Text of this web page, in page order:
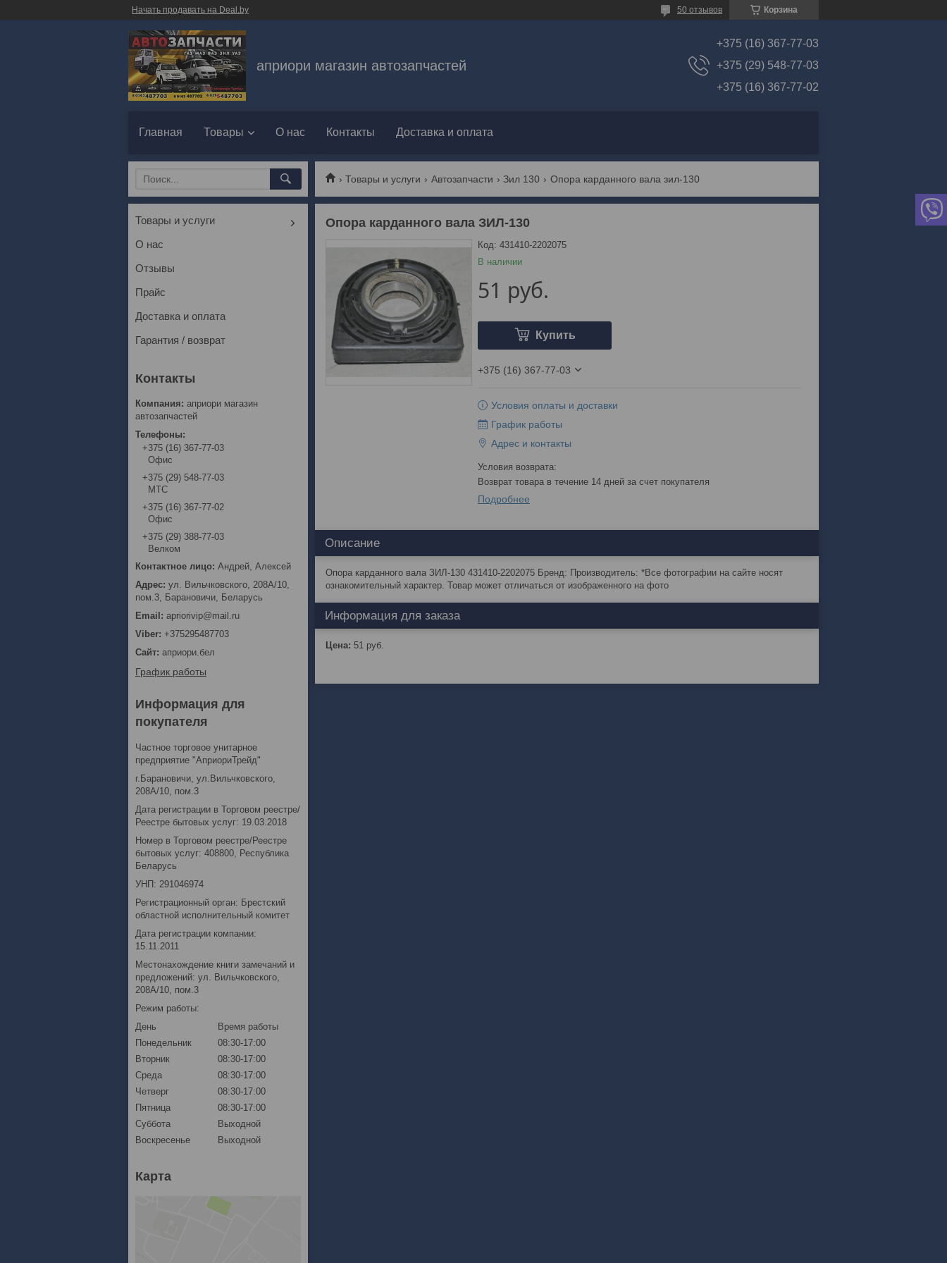
Начать продавать на Deal.by Корзина
50 отзывов
априори магазин автозапчастей
+375 (16) 367-77-03
+375 (29) 548-77-03
+375 (16) 367-77-02
Главная Товары О нас Контакты Доставка и оплата
Товары и услуги Автозапчасти Зил 130 Опора карданного вала зил-130
Опора карданного вала ЗИЛ-130
В наличии
Код: 431410-2202075
51 руб.
Купить
+375 (16) 367-77-03
Условия оплаты и доставки
График работы
Адрес и контакты
возврат товара в течение 14 дней за счет покупателя
Подробнее
Описание
Опора карданного вала ЗИЛ-130 431410-2202075 Бренд: Производитель: *Все фотографии на сайте носят
ознакомительный характер. Товар может отличаться от изображенного на фото
Информация для заказа
Цена: 51 руб.
Товары и услуги
О нас
Отзывы
Прайс
Доставка и оплата
Гарантия / возврат
априори магазин
автозапчастей
+375 (16) 367-77-03
Офис
+375 (29) 548-77-03
МТС
+375 (16) 367-77-02
Офис
+375 (29) 388-77-03
Велком
Андрей, Алексей
ул. Вильчковского, 208А/10,
пом.3, Барановичи, Беларусь
apriorivip@mail.ru
+375295487703
априори.бел
График работы
Информация для
покупателя
Частное торговое унитарное
предприятие "АприориТрейд"
г.Барановичи, ул.Вильчковского,
208А/10, пом.3
Дата регистрации в Торговом реестре/
Реестре бытовых услуг: 19.03.2018
Номер в Торговом реестре/Реестре
бытовых услуг: 408800, Республика
Беларусь
УНП: 291046974
Регистрационный орган: Брестский
областной исполнительный комитет
Дата регистрации компании:
15.11.2011
Местонахождение книги замечаний и
предложений: ул. Вильчковского,
208А/10, пом.3
Режим работы:
День
Время работы
Понедельник
08:30-17:00
Вторник
08:30-17:00
Среда
08:30-17:00
Четверг
08:30-17:00
Пятница
08:30-17:00
Суббота
Выходной
Воскресенье
Выходной
Карта